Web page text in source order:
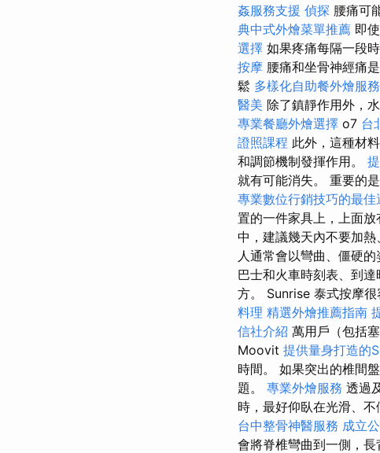
姦服務支援 偵探 腰痛可
典中式外燴菜單推薦 即
選擇 如果疼痛每隔一段
按摩 腰痛和坐骨神經痛
鬆 多樣化自助餐外燴服務
醫美 除了鎮靜作用外，
專業餐廳外燴選擇 o7 台
證照課程 此外，這種材
和調節機制發揮作用。
就有可能消失。 重要的
專業數位行銷技巧的最佳
置的一件家具上，上面放
中，建議幾天內不要加
人通常會以彎曲、僵硬的
巴士和火車時刻表、到
方。 Sunrise 泰式按摩
料理 精選外燴推薦指南
信社介紹 萬用戶（包括
Moovit 提供量身打造的
時間。 如果突出的椎間
題。 專業外燴服務 透過
時，最好仰臥在光滑、不
台中整骨神醫服務 成立
會將脊椎彎曲到一側，